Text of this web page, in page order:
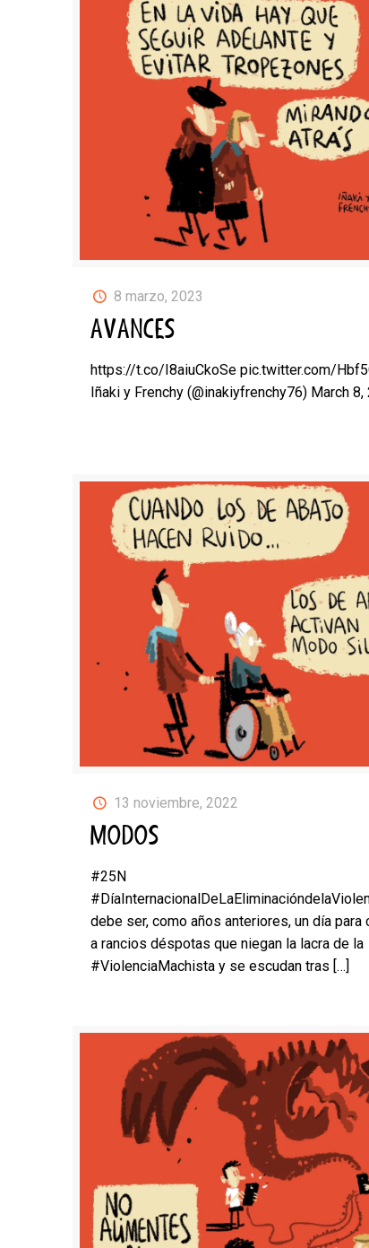
8 marzo, 2023
AVANCES
https://t.co/I8aiuCkoSe pic.twitter.com/
Iñaki y Frenchy (@inakiyfrenchy76) March 8,
13 noviembre, 2022
MODOS
#25N
debe ser, como años anteriores, un día para
a rancios déspotas que niegan la lacra de la
#ViolenciaMachista y se escudan tras […]